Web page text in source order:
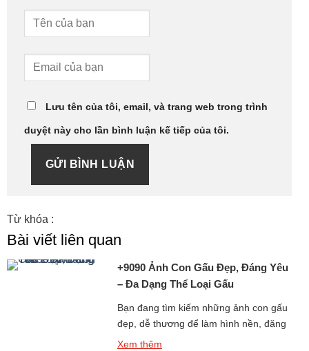
Lưu tên của tôi, email, và trang web trong trình
duyệt này cho lần bình luận kế tiếp của tôi.
GỬI BÌNH LUẬN
Từ khóa :
Bài viết liên quan
+9090 Ảnh Con Gấu Đẹp, Đáng Yêu
– Đa Dạng Thể Loại Gấu
Bạn đang tìm kiếm những ảnh con gấu
đẹp, dễ thương để làm hình nền, đăng
story, hoặc chia sẻ với bạn bè? Bộ sưu
Xem thêm